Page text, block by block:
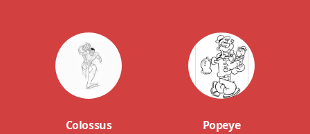
Colossus Popeye